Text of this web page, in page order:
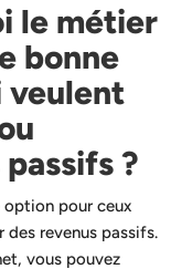
le métier
bonne
veulent
?
option pour ceux
revenus passifs.
vous pouvez